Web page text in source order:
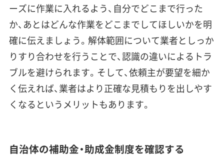
ーズに作業に入れるよう、自分でどこまで行った
か、あとはどんな作業をどこまでしてほしいかを明
確に伝えましょう。解体範囲について業者としっか
りすり合わせを行うことで、認識の違いによるトラ
ブルを避けられます。そして、依頼主が要望を細か
く伝えれば、業者はより正確な見積もりを出しやす
くなるというメリットもあります。
自治体の補助金・助成金制度を確認する